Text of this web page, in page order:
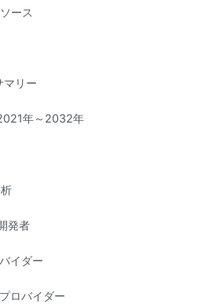
ース
マリー
年～2032年
発者
イダー
ロバイダー